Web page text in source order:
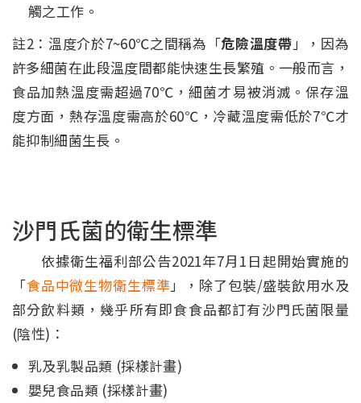
觸之工作。
註2：溫度介於7~60℃之間稱為「危險溫度帶 」，因為
許多細菌在此段溫度間都能快速生長繁殖。一般而言，
食品加熱溫度需超過70℃，細菌才易被消滅。保存溫
度方面，熱存溫度需高於60℃，冷藏溫度需低於7℃才
能抑制細菌生長。
沙門氏菌的衛生標準
依據衛生福利部公告2021年7月1日起開始實施的
「食品中微生物衛生標準」，除了包裝/盛裝飲用水及
部分飲料類，幾乎所有即食食品都訂有沙門氏菌限量
(陰性)：
乳及乳製品類 (採樣計畫)
嬰兒食品類 (採樣計畫)